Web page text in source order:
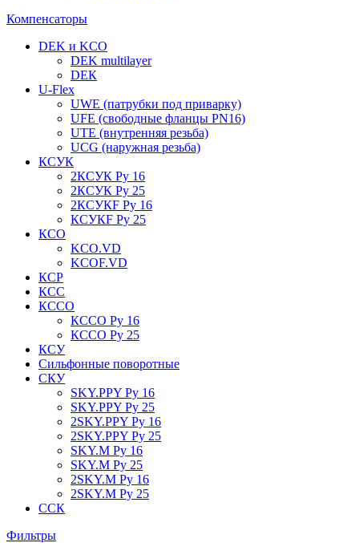
Компенсаторы
DEK и KCO
DEK multilayer
DЕК
U-Flex
UWE (патрубки под приварку)
UFE (свободные фланцы PN16)
UTE (внутренняя резьба)
UCG (наружная резьба)
КСУК
2КСУК Ру 16
2КСУК Ру 25
2КСУКF Ру 16
КСУКF Ру 25
КСО
KCO.VD
KCOF.VD
КСР
КСС
КССО
КССО Ру 16
КССО Ру 25
КСУ
Сильфонные поворотные
СКУ
SKY.PPY Ру 16
SKY.PPY Ру 25
2SKY.PPY Ру 16
2SKY.PPY Ру 25
SKY.M Ру 16
SKY.M Ру 25
2SKY.M Ру 16
2SKY.M Ру 25
ССК
Фильтры